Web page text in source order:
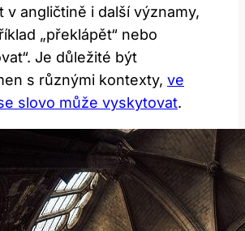
v angličtině ⁤i⁣ další ‌významy,
„překlápět“​ nebo
⁣Je⁤ důležité být
s různými kontexty, ve
slovo může vyskytovat.